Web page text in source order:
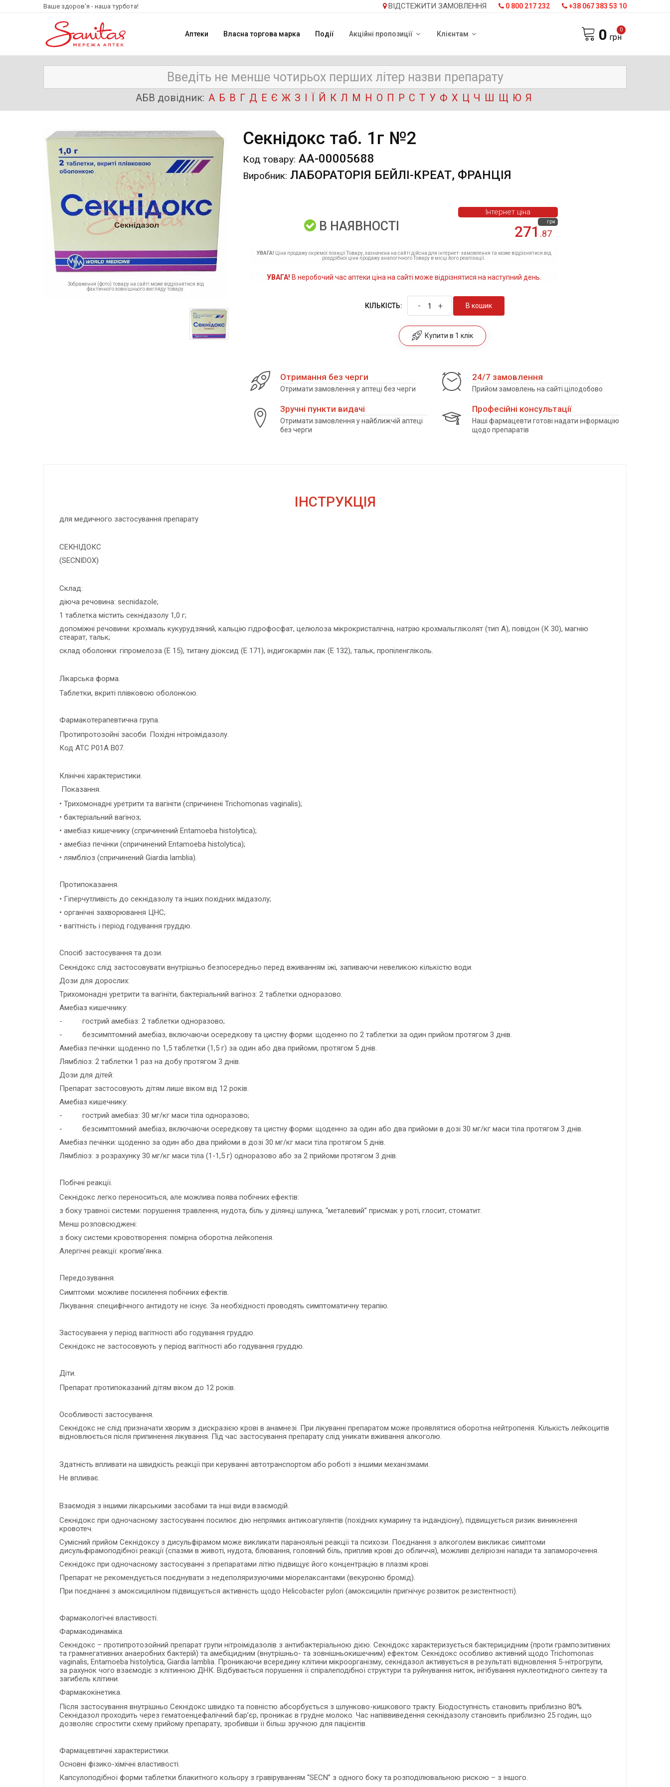
Ваше здоров'я - наша турбота! ВІДСТЕЖИТИ ЗАМОВЛЕННЯ 0 800 217 232 +38 067 383 53 10
Аптеки Власна торгова марка Події Акційні пропозиції Клієнтам
0
0 грн
АБВ довідник: А Б В Г Д Е Є Ж З І Ї Й К Л М Н О П Р С Т У Ф Х Ц Ч Ш Щ Ю Я
Зображення (фото) товару на сайті може відрізнятися від
фактичного зовнішнього вигляду товару.
Секнідокс таб. 1г №2
Код товару: АА-00005688
Виробник: ЛАБОРАТОРІЯ БЕЙЛІ-КРЕАТ, ФРАНЦІЯ
В НАЯВНОСТІ 271.87
грн
Інтернет ціна
УВАГА! Ціна продажу окремої позиції Товару, зазначена на сайті дійсна для інтернет- замовлення та може відрізнятися від
роздрібної ціни продажу аналогічного Товару в місці його реалізації.
УВАГА! В неробочий час аптеки ціна на сайті може відрізнятися на наступний день.
КІЛЬКІСТЬ: - + В кошик
Купити в 1 клік
Отримання без черги
Отримати замовлення у аптеці без черги
24/7 замовлення
Прийом замовлень на сайті цілодобово
Зручні пункти видачі
Отримати замовлення у найближчій аптеці
без черги
Професійні консультації
Наші фармацевти готові надати інформацію
щодо препаратів
ІНСТРУКЦІЯ
для медичного застосування препарату
СЕКНІДОКС
(SECNIDOX)
Склад:
діюча речовина: secnidazole;
1 таблетка містить секнідазолу 1,0 г;
допоміжні речовини: крохмаль кукурудзяний, кальцію гідрофосфат, целюлоза мікрокристалічна, натрію крохмальгліколят (тип А), повідон (К 30), магнію
стеарат, тальк;
склад оболонки: гіпромелоза (Е 15), титану діоксид (Е 171), індигокармін лак (Е 132), тальк, пропіленгліколь.
Лікарська форма.
Таблетки, вкриті плівковою оболонкою.
Фармакотерапевтична група.
Протипротозойні засоби. Похідні нітроімідазолу.
Код АТС Р01А В07.
Клінічні характеристики.
Показання.
• Трихомонадні уретрити та вагініти (спричинені Trichomonas vaginalis);
• бактеріальний вагіноз;
• амебіаз кишечнику (спричинений Entamoeba histolytica);
• амебіаз печінки (спричинений Entamoeba histolytica);
• лямбліоз (спричинений Giardia lamblia).
Протипоказання.
• Гіперчутливість до секнідазолу та інших похідних імідазолу;
• органічні захворювання ЦНС;
• вагітність і період годування груддю.
Спосіб застосування та дози.
Секнідокс слід застосовувати внутрішньо безпосередньо перед вживанням їжі, запиваючи невеликою кількістю води.
Дози для дорослих:
Трихомонадні уретрити та вагініти, бактеріальний вагіноз: 2 таблетки одноразово.
Амебіаз кишечнику:
- гострий амебіаз: 2 таблетки одноразово;
- безсимптомний амебіаз, включаючи осередкову та цистну форми: щоденно по 2 таблетки за один прийом протягом 3 днів.
Амебіаз печінки: щоденно по 1,5 таблетки (1,5 г) за один або два прийоми, протягом 5 днів.
Лямбліоз: 2 таблетки 1 раз на добу протягом 3 днів.
Дози для дітей:
Препарат застосовують дітям лише віком від 12 років.
Амебіаз кишечнику:
- гострий амебіаз: 30 мг/кг маси тіла одноразово;
- безсимптомний амебіаз, включаючи осередкову та цистну форми: щоденно за один або два прийоми в дозі 30 мг/кг маси тіла протягом 3 днів.
Амебіаз печінки: щоденно за один або два прийоми в дозі 30 мг/кг маси тіла протягом 5 днів.
Лямбліоз: з розрахунку 30 мг/кг маси тіла (1-1,5 г) одноразово або за 2 прийоми протягом 3 днів.
Побічні реакції.
Секнідокс легко переноситься, але можлива поява побічних ефектів:
з боку травної системи: порушення травлення, нудота, біль у ділянці шлунка, “металевий” присмак у роті, глосит, стоматит.
Менш розповсюджені:
з боку системи кровотворення: помірна оборотна лейкопенія.
Алергічні реакції: кропив’янка.
Передозування.
Симптоми: можливе посилення побічних ефектів.
Лікування: специфічного антидоту не існує. За необхідності проводять симптоматичну терапію.
Застосування у період вагітності або годування груддю.
Секнідокс не застосовують у період вагітності або годування груддю.
Діти.
Препарат протипоказаний дітям віком до 12 років.
Особливості застосування.
Секнідокс не слід призначати хворим з дискразією крові в анамнезі. При лікуванні препаратом може проявлятися оборотна нейтропенія. Кількість лейкоцитів
відновлюється після припинення лікування. Під час застосування препарату слід уникати вживання алкоголю.
Здатність впливати на швидкість реакції при керуванні автотранспортом або роботі з іншими механізмами.
Не впливає.
Взаємодія з іншими лікарськими засобами та інші види взаємодій.
Секнідокс при одночасному застосуванні посилює дію непрямих антикоагулянтів (похідних кумарину та індандіону), підвищується ризик виникнення
кровотеч.
Сумісний прийом Секнідоксу з дисульфірамом може викликати паранояльні реакції та психози. Поєднання з алкоголем викликає симптоми
дисульфірамоподібної реакції (спазми в животі, нудота, блювання, головний біль, приплив крові до обличчя), можливі деліріозні напади та запаморочення.
Секнідокс при одночасному застосуванні з препаратами літію підвищує його концентрацію в плазмі крові.
Препарат не рекомендується поєднувати з недеполяризуючими міорелаксантами (векуронію бромід).
При поєднанні з амоксициліном підвищується активність щодо Helicobacter pylori (амоксицилін пригнічує розвиток резистентності).
Фармакологічні властивості.
Фармакодинаміка.
Секнідокс – протипротозойний препарат групи нітроімідазолів з антибактеріальною дією. Секнідокс характеризується бактерицидним (проти грампозитивних
та грамнегативних анаеробних бактерій) та амебіцидним (внутрішньо- та зовнішньокишечним) ефектом. Секнідокс особливо активний щодо Trichomonas
vaginalis, Entamoeba histolytica, Giardia lamblia. Проникаючи всередину клітини мікроорганізму, секнідазол активується в результаті відновлення 5-нітрогрупи,
за рахунок чого взаємодіє з клітинною ДНК. Відбувається порушення її спіралеподібної структури та руйнування ниток, інгібування нуклеотидного синтезу та
загибель клітини.
Фармакокінетика.
Після застосування внутрішньо Секнідокс швидко та повністю абсорбується з шлунково-кишкового тракту. Біодоступність становить приблизно 80%.
Секнідазол проходить через гематоенцефалічний бар’єр, проникає в грудне молоко. Час напіввиведення секнідазолу становить приблизно 25 годин, що
дозволяє спростити схему прийому препарату, зробивши її більш зручною для пацієнтів.
Фармацевтичні характеристики.
Основні фізико-хімічні властивості.
Капсулоподібної форми таблетки блакитного кольору з гравіруванням “SECN” з одного боку та розподілювальною рискою – з іншого.